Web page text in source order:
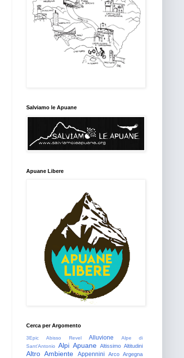
Salviamo le Apuane
Apuane Libere
Cerca per Argomento
3Epic Abisso Revel Alluvione
Alpe di
Sant'Antonio
Alpi Apuane Altissimo Altitudini
Altro Ambiente Appennini Arco Argegna